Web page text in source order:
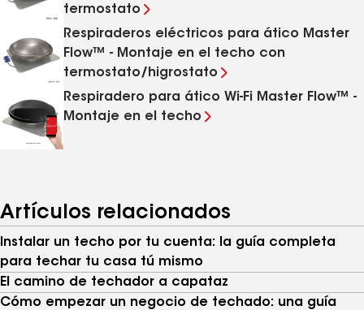
termostato
Respiraderos eléctricos para ático Master
Flow™ - Montaje en el techo con
termostato/higrostato
Respiradero para ático Wi-Fi Master Flow™ -
Montaje en el techo
Artículos relacionados
Instalar un techo por tu cuenta: la guía completa
para techar tu casa tú mismo
El camino de techador a capataz
Cómo empezar un negocio de techado: una guía